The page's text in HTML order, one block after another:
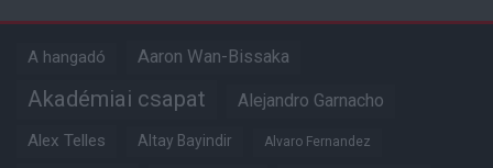
A hangadó Aaron Wan-Bissaka
Akadémiai csapat Alejandro Garnacho
Alex Telles Altay Bayindir Alvaro Fernandez